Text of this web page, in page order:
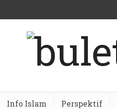
Info Islam Perspektif